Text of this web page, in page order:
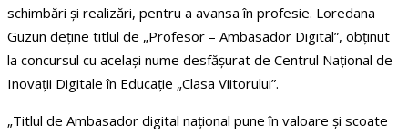
schimbări și realizări, pentru a avansa în profesie. Loredana
Guzun deține titlul de „Profesor – Ambasador Digital”, obținut
la concursul cu același nume desfășurat de Centrul Național de
Inovații Digitale în Educație „Clasa Viitorului”.
„Titlul de Ambasador digital național pune în valoare și scoate